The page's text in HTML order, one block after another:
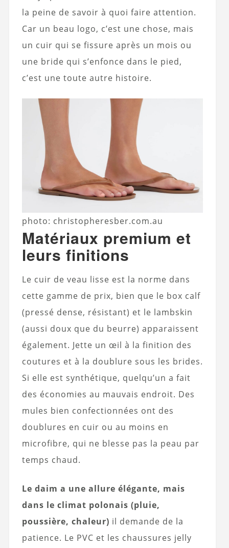
la peine de savoir à quoi faire attention.
Car un beau logo, c’est une chose, mais
un cuir qui se fissure après un mois ou
une bride qui s’enfonce dans le pied,
c’est une toute autre histoire.
photo: christopheresber.com.au
Matériaux premium et
leurs finitions
Le cuir de veau lisse est la norme dans
cette gamme de prix, bien que le box calf
(pressé dense, résistant) et le lambskin
(aussi doux que du beurre) apparaissent
également. Jette un œil à la finition des
coutures et à la doublure sous les brides.
Si elle est synthétique, quelqu’un a fait
des économies au mauvais endroit. Des
mules bien confectionnées ont des
doublures en cuir ou au moins en
microfibre, qui ne blesse pas la peau par
temps chaud.
Le daim a une allure élégante, mais
dans le climat polonais (pluie,
poussière, chaleur) il demande de la
patience. Le PVC et les chaussures jelly